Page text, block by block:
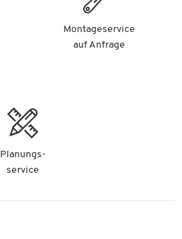
Montageservice
auf Anfrage
Planungs-
service